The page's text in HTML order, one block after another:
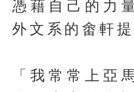
憑藉自己的力
外文系的畬軒
「我常常上亞